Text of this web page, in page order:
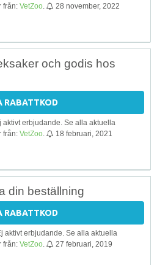
från: VetZoo 28 november, 2022
och godis hos
RABATTKOD
aktivt erbjudande. Se alla aktuella
från: VetZoo 18 februari, 2021
din beställning
RABATTKOD
aktivt erbjudande. Se alla aktuella
från: VetZoo 27 februari, 2019